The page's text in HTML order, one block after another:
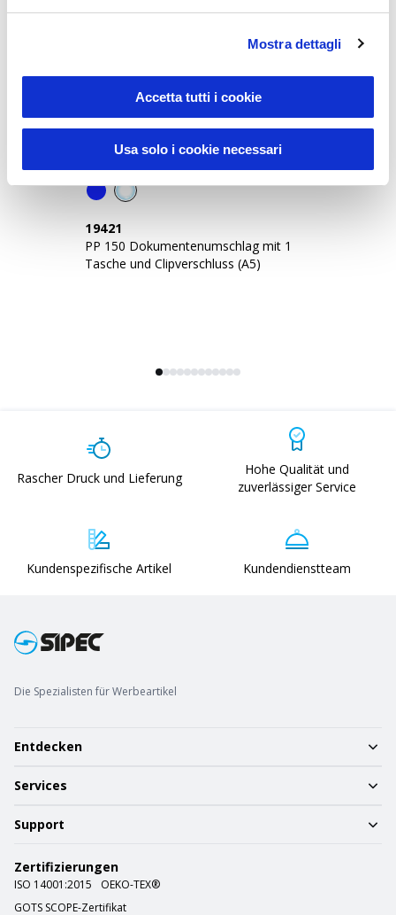
Mostra dettagli
Accetta tutti i cookie
Usa solo i cookie necessari
19421
PP 150 Dokumentenumschlag mit 1
Tasche und Clipverschluss (A5)
Rascher Druck und Lieferung
Hohe Qualität und
zuverlässiger Service
Kundenspezifische Artikel Kundendienstteam
Die Spezialisten für Werbeartikel
Entdecken
Services
Support
Zertifizierungen
ISO 14001:2015
OEKO-TEX®
GOTS SCOPE-Zertifikat